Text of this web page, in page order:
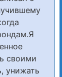
своими
унижать